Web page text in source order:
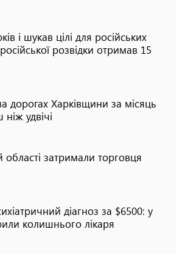
і шукав цілі для російських
розвідки отримав 15
дорогах Харківщини за місяць
удвічі
області затримали торговця
діагноз за $6500: у
колишнього лікаря